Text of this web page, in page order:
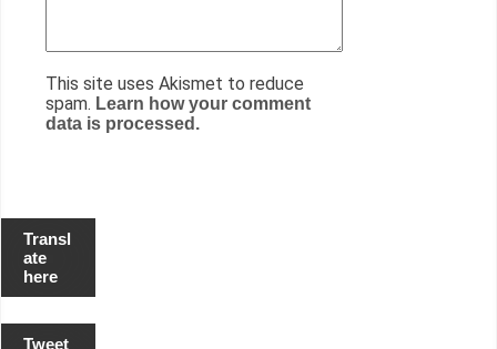
This site uses Akismet to reduce
spam. Learn how your comment
data is processed.
Transl
ate
here
Tweet